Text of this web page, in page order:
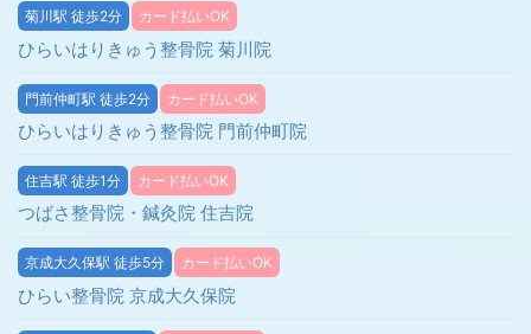
菊川駅 徒歩2分 カード払いOK
ひらいはりきゅう整骨院 菊川院
門前仲町駅 徒歩2分 カード払いOK
ひらいはりきゅう整骨院 門前仲町院
住吉駅 徒歩1分 カード払いOK
つばさ整骨院・鍼灸院 住吉院
京成大久保駅 徒歩5分 カード払いOK
ひらい整骨院 京成大久保院